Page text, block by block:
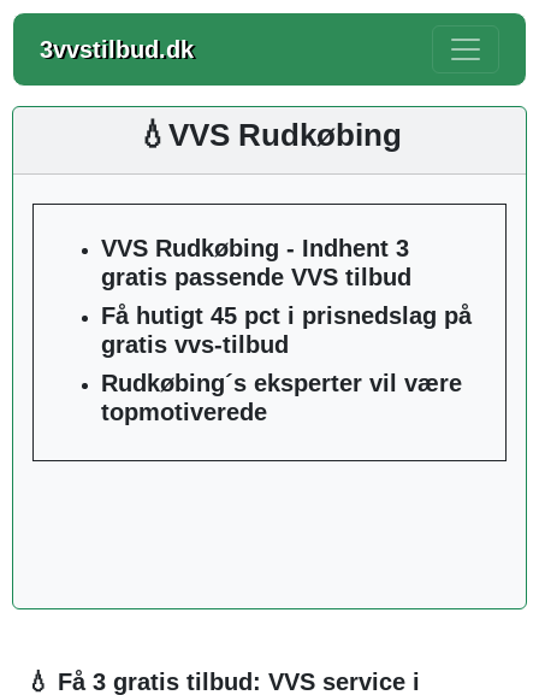
3vvstilbud.dk
💧VVS Rudkøbing
VVS Rudkøbing - Indhent 3
gratis passende VVS tilbud
Få hutigt 45 pct i prisnedslag på
gratis vvs-tilbud
Rudkøbing´s eksperter vil være
topmotiverede
💧 Få 3 gratis tilbud: VVS service i